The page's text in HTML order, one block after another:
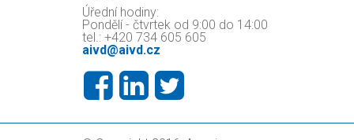
Úřední hodiny:
Pondělí - čtvrtek od 9:00 do 14:00
tel.: +420 734 605 605
aivd@aivd.cz